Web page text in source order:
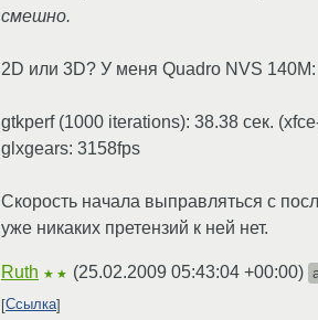
смешно.
2D или 3D? У меня Quadro NVS 140M:
gtkperf (1000 iterations): 38.38 сек.
glxgears: 3158fps
Скорость начала выправляться с
уже никаких претензий к ней нет.
Ruth ★★ (25.02.2009 05:43:04 +00:00)
Ссылка